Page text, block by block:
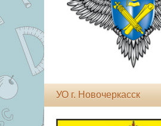
УО г. Новочеркасск